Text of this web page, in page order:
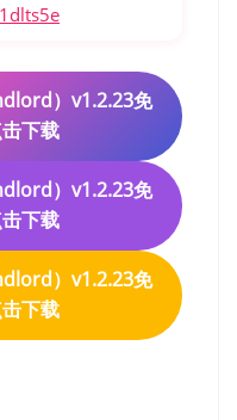
）v1.2.23免
下载
）v1.2.23免
下载
）v1.2.23免
下载